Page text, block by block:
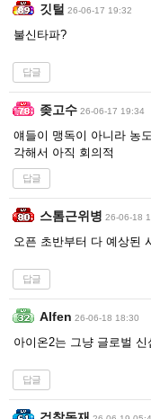
깃털 26-06-17 19:32
불신타파?
답글
좆고수 26-06-17 19:34
얘들이 맹독이 아니라 농
각해서 아직 회의적
답글
스톰근위병 26-06-18
오픈 초반부터 다 예상된
답글
Alfen 26-06-18 18:30
아이온2는 그냥 글로벌 신
답글